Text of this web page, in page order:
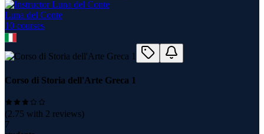
Luna del Conte
10 courses
Corso di Storia dell'Arte Greca 1
(2.75 with 2 reviews)
7